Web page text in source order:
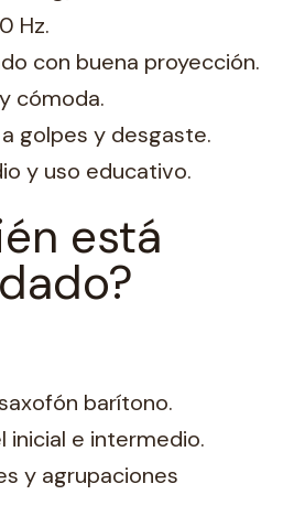
Hz.
con buena proyección.
cómoda.
golpes y desgaste.
y uso educativo.
está
barítono.
inicial e intermedio.
y agrupaciones